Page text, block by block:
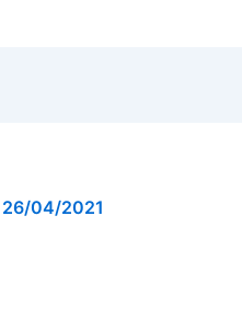
26/04/2021